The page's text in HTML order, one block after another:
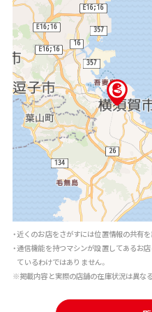
・近くのお店をさがすには位置情報の共有
・通信機能を持つマシンが設置してあるお
ているわけではありません。
※掲載内容と実際の店舗の在庫状況は異な